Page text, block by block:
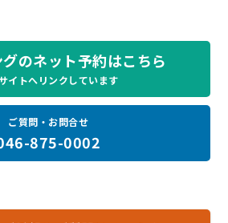
のネット予約はこちら
イトへリンクしています
ご質問・お問合せ
875-0002